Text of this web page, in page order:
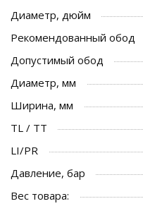
Диаметр, дюйм
Рекомендованный обод
Допустимый обод
Диаметр, мм
Ширина, мм
TL / TT
LI/PR
Давление, бар
Вес товара: